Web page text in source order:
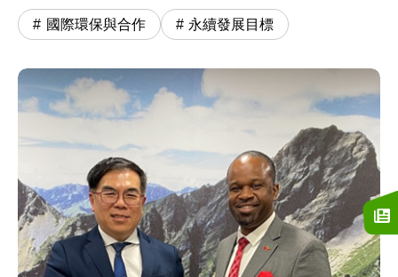
國際環保與合作 永續發展目標